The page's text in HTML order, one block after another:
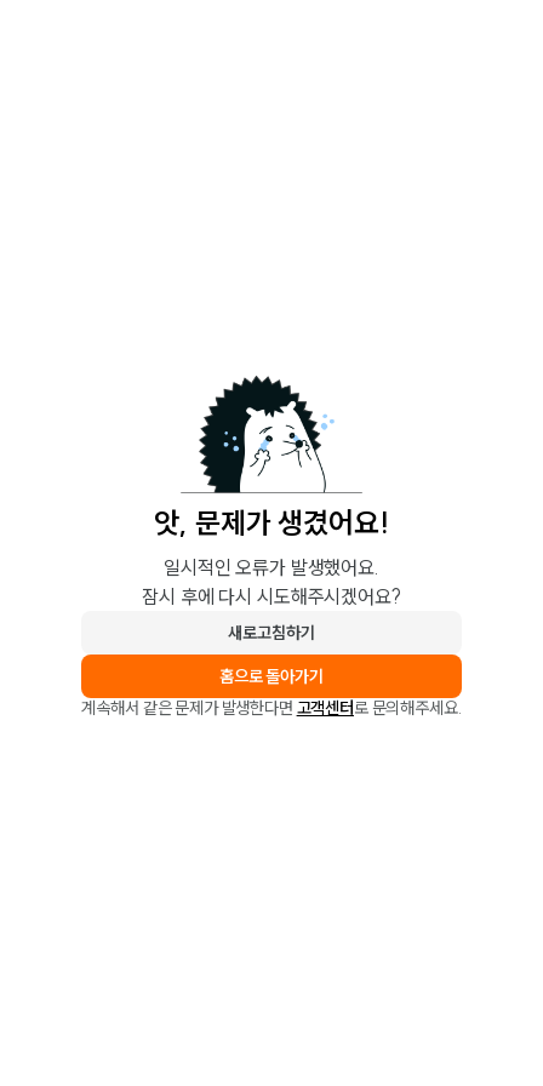
앗, 문제가 생겼어요!
일시적인 오류가 발생했어요.
잠시 후에 다시 시도해주시겠어요?
새로고침하기
홈으로 돌아가기
계속해서 같은 문제가 발생한다면 고객센터로 문의해주세요.